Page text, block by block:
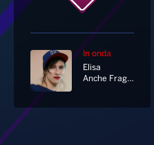
In onda
Elisa
Anche Fragile